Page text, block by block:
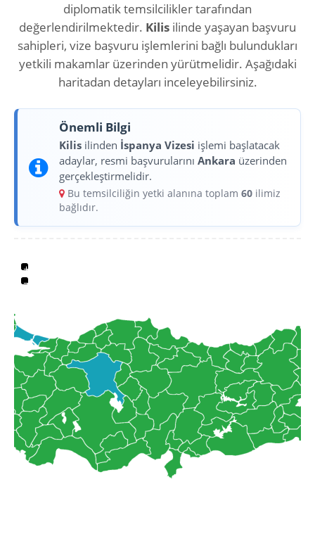
diplomatik temsilcilikler tarafından
değerlendirilmektedir. Kilis ilinde yaşayan başvuru
sahipleri, vize başvuru işlemlerini bağlı bulundukları
yetkili makamlar üzerinden yürütmelidir. Aşağıdaki
haritadan detayları inceleyebilirsiniz.
Önemli Bilgi
Kilis ilinden İspanya Vizesi işlemi başlatacak
adaylar, resmi başvurularını Ankara üzerinden
gerçekleştirmelidir.
Bu temsilciliğin yetki alanına toplam 60 ilimiz
bağlıdır.
+
−